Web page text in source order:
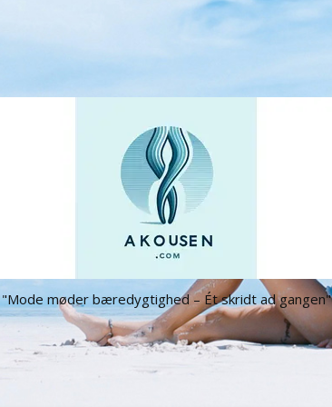
"Mode møder bæredygtighed – Ét skridt ad gangen"